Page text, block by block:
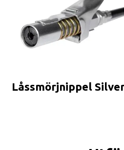
Låssmörjnippel